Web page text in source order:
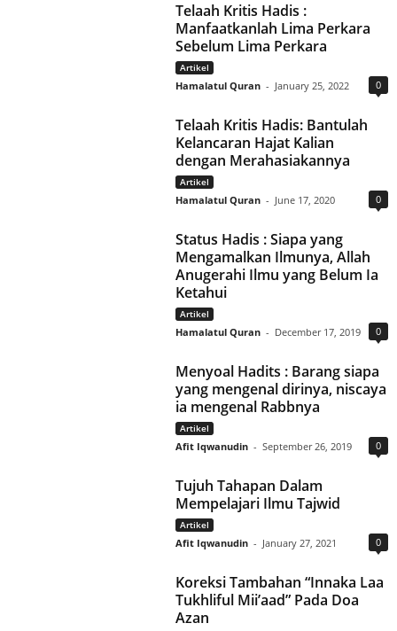
Telaah Kritis Hadis :
Manfaatkanlah Lima Perkara
Sebelum Lima Perkara
Artikel
Hamalatul Quran - January 25, 2022 0
Telaah Kritis Hadis: Bantulah
Kelancaran Hajat Kalian
dengan Merahasiakannya
Artikel
Hamalatul Quran - June 17, 2020 0
Status Hadis : Siapa yang
Mengamalkan Ilmunya, Allah
Anugerahi Ilmu yang Belum Ia
Ketahui
Artikel
Hamalatul Quran - December 17, 2019 0
Menyoal Hadits : Barang siapa
yang mengenal dirinya, niscaya
ia mengenal Rabbnya
Artikel
Afit Iqwanudin - September 26, 2019 0
Tujuh Tahapan Dalam
Mempelajari Ilmu Tajwid
Artikel
Afit Iqwanudin - January 27, 2021 0
Koreksi Tambahan “Innaka Laa
Tukhliful Mii’aad” Pada Doa
Azan